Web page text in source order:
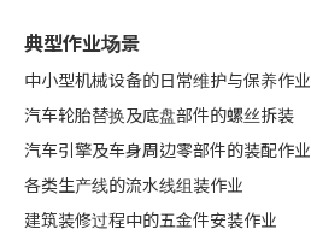
典型作业场景
中小型机械设备的日常维护与保养作业
汽车轮胎替换及底盘部件的螺丝拆装
汽车引擎及车身周边零部件的装配作业
各类生产线的流水线组装作业
建筑装修过程中的五金件安装作业